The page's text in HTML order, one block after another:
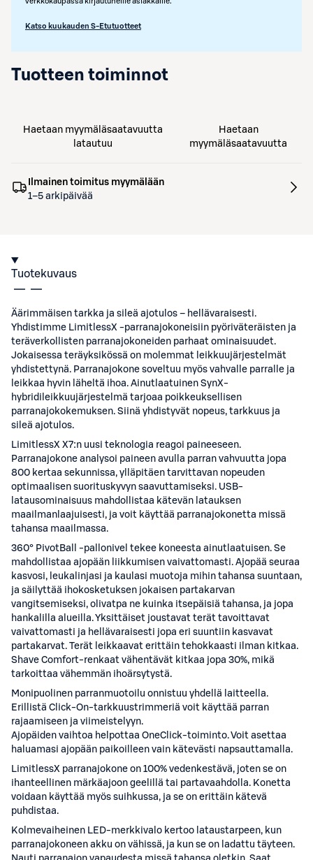
Katso kuukauden S-Etutuotteet
Tuotteen toiminnot
Haetaan myymäläsaatavuutta
latautuu
Haetaan
myymäläsaatavuutta
Ilmainen toimitus myymälään
1–5 arkipäivää
Tuotekuvaus
Äärimmäisen tarkka ja sileä ajotulos – hellävaraisesti.
Yhdistimme LimitlessX -parranajokoneisiin pyöriväteräisten ja
teräverkollisten parranajokoneiden parhaat ominaisuudet.
Jokaisessa teräyksikössä on molemmat leikkuujärjestelmät
yhdistettynä. Parranajokone soveltuu myös vahvalle parralle ja
leikkaa hyvin läheltä ihoa. Ainutlaatuinen SynX-
hybridileikkuujärjestelmä tarjoaa poikkeuksellisen
parranajokokemuksen. Siinä yhdistyvät nopeus, tarkkuus ja
sileä ajotulos.
LimitlessX X7:n uusi teknologia reagoi paineeseen.
Parranajokone analysoi paineen avulla parran vahvuutta jopa
800 kertaa sekunnissa, ylläpitäen tarvittavan nopeuden
optimaalisen suorituskyvyn saavuttamiseksi. USB-
latausominaisuus mahdollistaa kätevän latauksen
maailmanlaajuisesti, ja voit käyttää parranajokonetta missä
tahansa maailmassa.
360° PivotBall -pallonivel tekee koneesta ainutlaatuisen. Se
mahdollistaa ajopään liikkumisen vaivattomasti. Ajopää seuraa
kasvosi, leukalinjasi ja kaulasi muotoja mihin tahansa suuntaan,
ja säilyttää ihokosketuksen jokaisen partakarvan
vangitsemiseksi, olivatpa ne kuinka itsepäisiä tahansa, ja jopa
hankalilla alueilla. Yksittäiset joustavat terät tavoittavat
vaivattomasti ja hellävaraisesti jopa eri suuntiin kasvavat
partakarvat. Terät leikkaavat erittäin tehokkaasti ilman kitkaa.
Shave Comfort-renkaat vähentävät kitkaa jopa 30%, mikä
tarkoittaa vähemmän ihoärsytystä.
Monipuolinen parranmuotoilu onnistuu yhdellä laitteella.
Erillistä Click-On-tarkkuustrimmeriä voit käyttää parran
rajaamiseen ja viimeistelyyn.
Ajopäiden vaihtoa helpottaa OneClick-toiminto. Voit asettaa
haluamasi ajopään paikoilleen vain kätevästi napsauttamalla.
LimitlessX parranajokone on 100% vedenkestävä, joten se on
ihanteellinen märkäajoon geelillä tai partavaahdolla. Konetta
voidaan käyttää myös suihkussa, ja se on erittäin kätevä
puhdistaa.
Kolmevaiheinen LED-merkkivalo kertoo lataustarpeen, kun
parranajokoneen akku on vähissä, ja kun se on ladattu täyteen.